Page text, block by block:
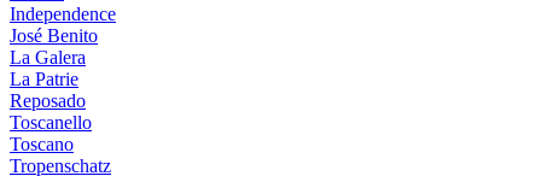
Independence
José Benito
La Galera
La Patrie
Reposado
Toscanello
Toscano
Tropenschatz